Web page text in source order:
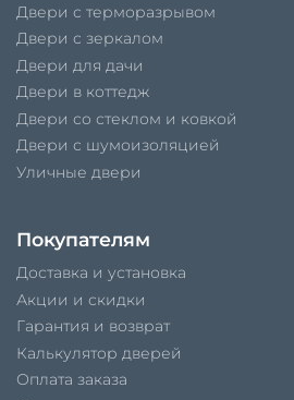
Двери с терморазрывом
Двери с зеркалом
Двери для дачи
Двери в коттедж
Двери со стеклом и ковкой
Двери с шумоизоляцией
Уличные двери
Покупателям
Доставка и установка
Акции и скидки
Гарантия и возврат
Калькулятор дверей
Оплата заказа